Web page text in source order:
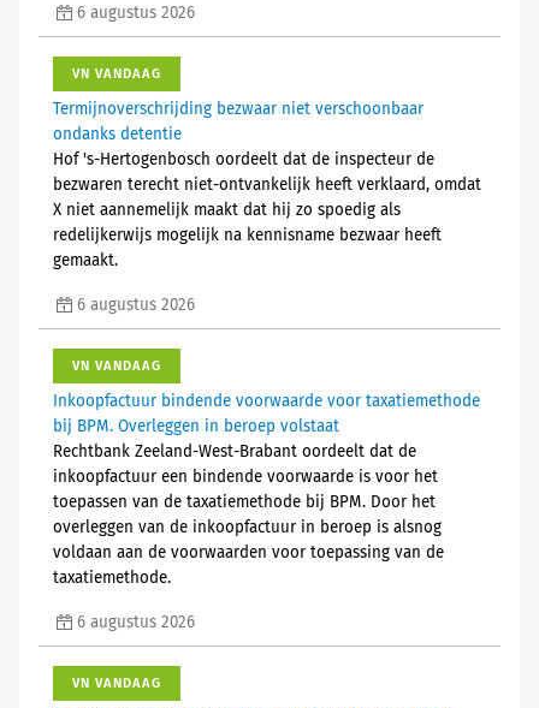
6 augustus 2026
VN VANDAAG
Termijnoverschrijding bezwaar niet verschoonbaar
ondanks detentie
Hof 's-Hertogenbosch oordeelt dat de inspecteur de
bezwaren terecht niet-ontvankelijk heeft verklaard, omdat
X niet aannemelijk maakt dat hij zo spoedig als
redelijkerwijs mogelijk na kennisname bezwaar heeft
gemaakt.
6 augustus 2026
VN VANDAAG
Inkoopfactuur bindende voorwaarde voor taxatiemethode
bij BPM. Overleggen in beroep volstaat
Rechtbank Zeeland-West-Brabant oordeelt dat de
inkoopfactuur een bindende voorwaarde is voor het
toepassen van de taxatiemethode bij BPM. Door het
overleggen van de inkoopfactuur in beroep is alsnog
voldaan aan de voorwaarden voor toepassing van de
taxatiemethode.
6 augustus 2026
VN VANDAAG